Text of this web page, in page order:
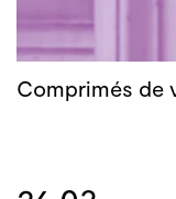
Comprimés de